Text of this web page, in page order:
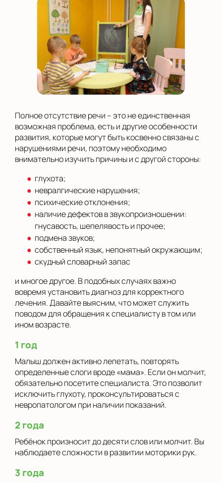
Полное отсутствие речи – это не единственная
возможная проблема, есть и другие особенности
развития, которые могут быть косвенно связаны с
нарушениями речи, поэтому необходимо
внимательно изучить причины и с другой стороны:
глухота;
невралгические нарушения;
психические отклонения;
наличие дефектов в звукопроизношении:
гнусавость, шепелявость и прочее;
подмена звуков;
собственный язык, непонятный окружающим;
скудный словарный запас
и многое другое. В подобных случаях важно
вовремя установить диагноз для корректного
лечения. Давайте выясним, что может служить
поводом для обращения к специалисту в том или
ином возрасте.
1 год
Малыш должен активно лепетать, повторять
определенные слоги вроде «мама». Если он молчит,
обязательно посетите специалиста. Это позволит
исключить глухоту, проконсультироваться с
невропатологом при наличии показаний.
2 года
Ребёнок произносит до десяти слов или молчит. Вы
наблюдаете сложности в развитии моторики рук.
3 года